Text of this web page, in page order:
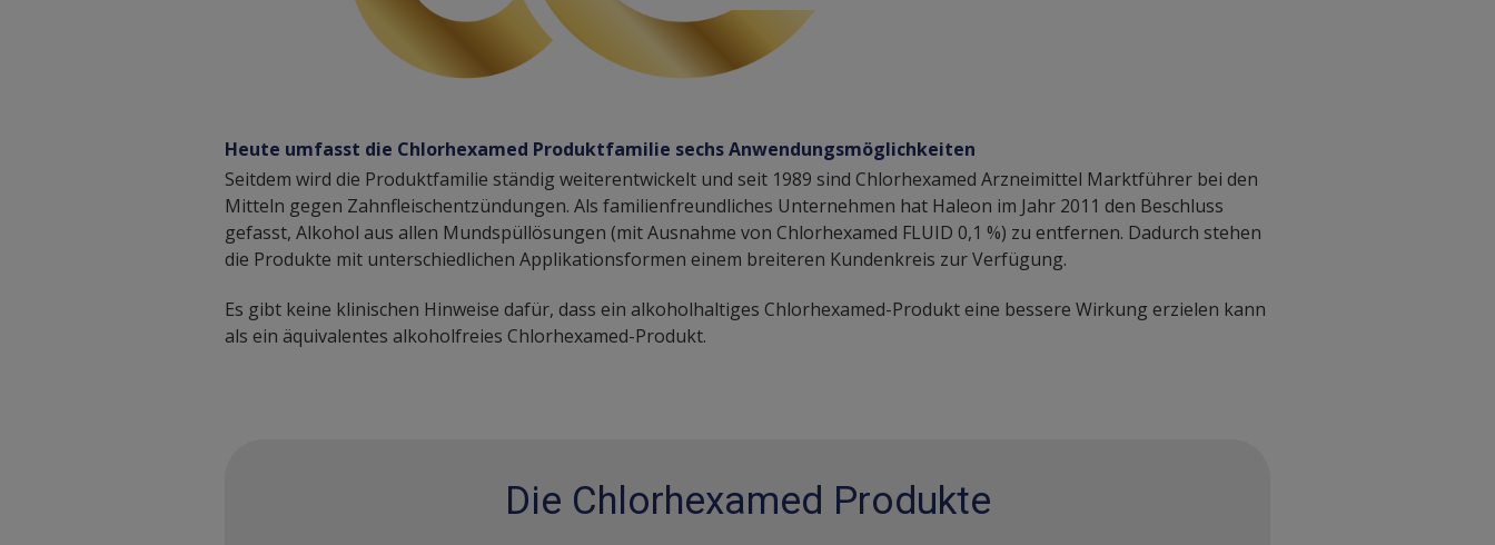
Heute umfasst die Chlorhexamed Produktfamilie sechs Anwendungsmöglichkeiten
Seitdem wird die Produktfamilie ständig weiterentwickelt und seit 1989 sind Chlorhexamed Arzneimittel Marktführer bei den
Mitteln gegen Zahnfleischentzündungen. Als familienfreundliches Unternehmen hat Haleon im Jahr 2011 den Beschluss
gefasst, Alkohol aus allen Mundspüllösungen (mit Ausnahme von Chlorhexamed FLUID 0,1 %) zu entfernen. Dadurch stehen
die Produkte mit unterschiedlichen Applikationsformen einem breiteren Kundenkreis zur Verfügung.
Es gibt keine klinischen Hinweise dafür, dass ein alkoholhaltiges Chlorhexamed-Produkt eine bessere Wirkung erzielen kann
als ein äquivalentes alkoholfreies Chlorhexamed-Produkt.
Die Chlorhexamed Produkte